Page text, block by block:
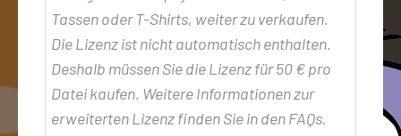
Tassen oder T-Shirts, weiter zu verkaufen.
Die Lizenz ist nicht automatisch enthalten.
Deshalb müssen Sie die Lizenz für 50 € pro
Datei kaufen. Weitere Informationen zur
erweiterten Lizenz finden Sie in den FAQs.